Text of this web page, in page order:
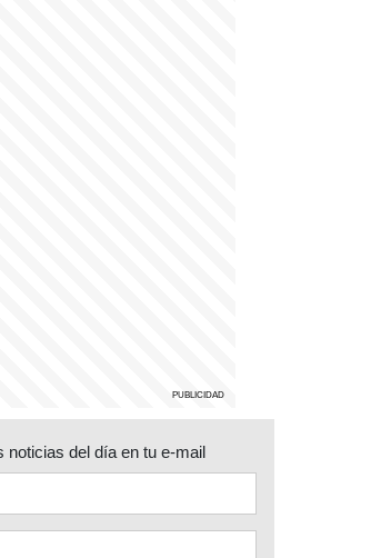
noticias del día en tu e-mail